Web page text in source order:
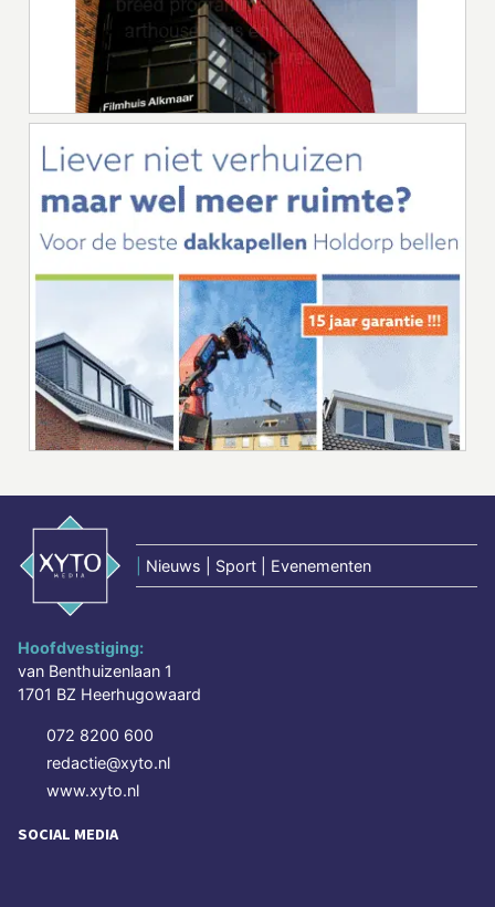
Nieuws | Sport | Evenementen
Hoofdvestiging:
van Benthuizenlaan 1
1701 BZ Heerhugowaard
072 8200 600
redactie@xyto.nl
www.xyto.nl
SOCIAL MEDIA